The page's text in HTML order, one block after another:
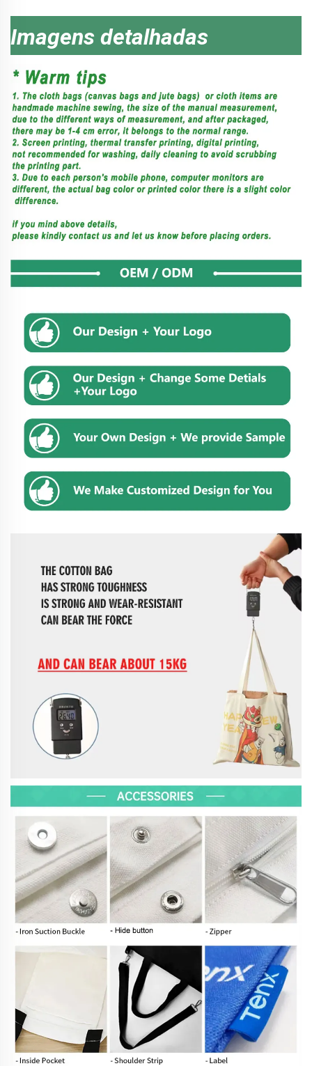
Imagens detalhadas